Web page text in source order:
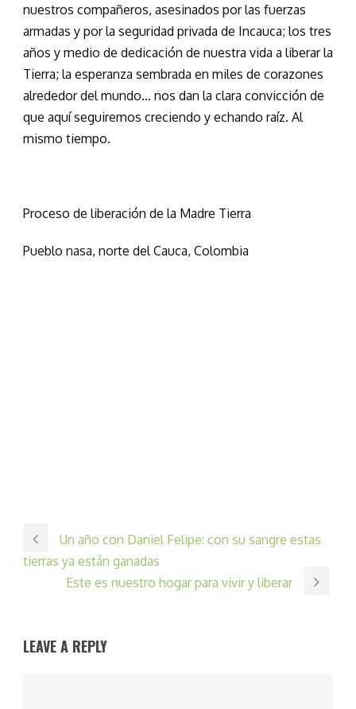
nuestros compañeros, asesinados por las fuerzas
armadas y por la seguridad privada de Incauca; los tres
años y medio de dedicación de nuestra vida a liberar la
Tierra; la esperanza sembrada en miles de corazones
alrededor del mundo… nos dan la clara convicción de
que aquí seguiremos creciendo y echando raíz. Al
mismo tiempo.
Proceso de liberación de la Madre Tierra
Pueblo nasa, norte del Cauca, Colombia
Un año con Daniel Felipe: con su sangre estas
tierras ya están ganadas
Este es nuestro hogar para vivir y liberar
LEAVE A REPLY